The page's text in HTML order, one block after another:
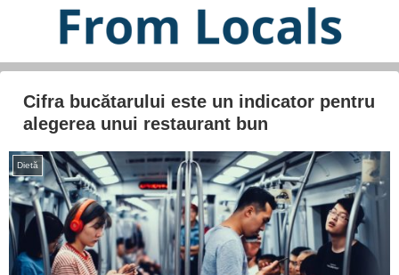
Cifra bucătarului este un indicator pentru
alegerea unui restaurant bun
Dietă